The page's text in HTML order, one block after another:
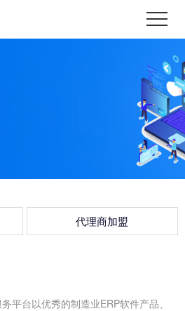
代理商加盟
平台以优秀的制造业ERP软件产品、